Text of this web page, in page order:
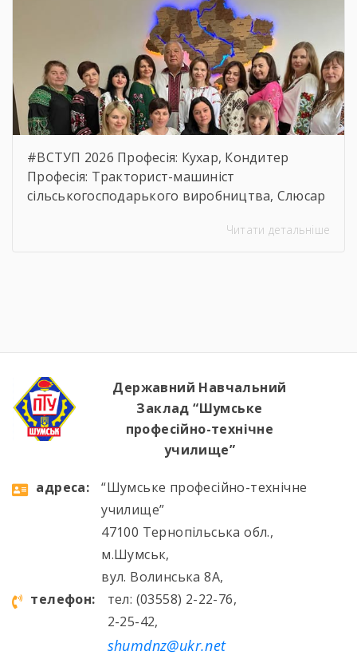
https://drive.google.com/file/d/
#ВСТУП 2026 Професія: Кухар, Кондитер
Професія: Тракторист-машиніст
сільськогосподарького виробництва, Слюсар
устаткування, водій автотранспортних
Читати детальніше
Державний Навчальний
Заклад “Шумське
професійно-технічне
училище”
aдресa:
“Шумське професійно-технічне
училище”
47100 Тернопільська обл.,
м.Шумськ,
вул. Волинська 8А,
телефон:
тел: (03558) 2-22-76,
2-25-42,
shumdnz@ukr.net